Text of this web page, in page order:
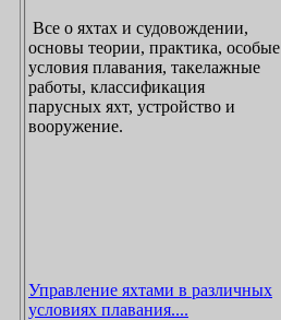
Все о яхтах и судовождении,
основы теории, практика, особые
условия плавания, такелажные
работы, классификация
парусных яхт, устройство и
вооружение.
Управление яхтами в различных
условиях плавания....